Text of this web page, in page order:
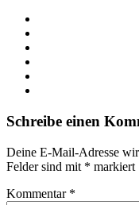
Schreibe einen
Deine E-Mail-Adresse
Felder sind mit * markiert
Kommentar *